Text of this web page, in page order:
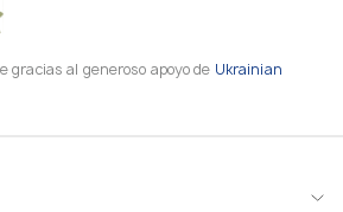
gracias al generoso apoyo de Ukrainian